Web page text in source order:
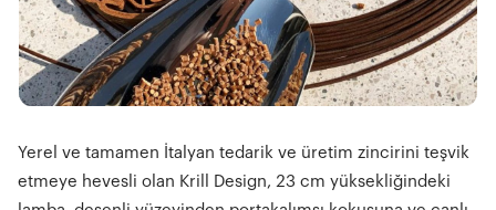
Yerel ve tamamen İtalyan tedarik ve üretim zincirini teşvik
etmeye hevesli olan Krill Design, 23 cm yüksekliğindeki